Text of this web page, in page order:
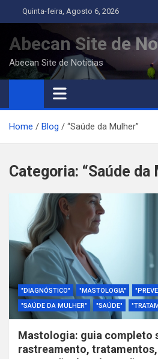
to
content
Quinta-feira, Agosto 6, 2026
Abecan Site de
Abecan Site de Noticias
Home Blog “Saúde da Mulher”
Categoria: “Saúde da
"DIAGNÓSTICO" "MASTOLOGIA"
"SAÚDE DA MULHER"
"SAÚDE"
Mastologia: guia completo
rastreamento,